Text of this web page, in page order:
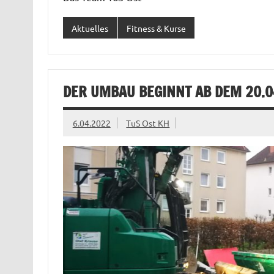
Aktuelles Fitness & Kurse
DER UMBAU BEGINNT AB DEM
6.04.2022 TuS Ost KH